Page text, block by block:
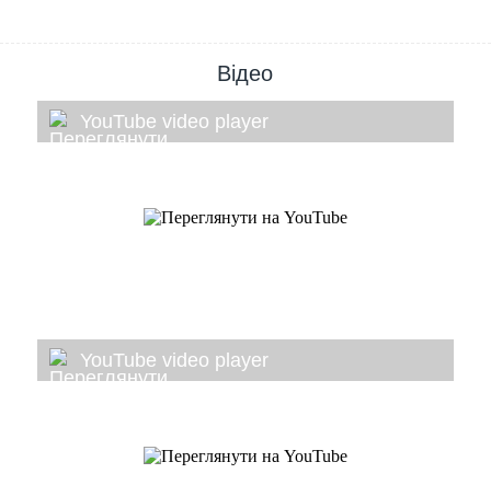
Відео
YouTube video player
YouTube video player